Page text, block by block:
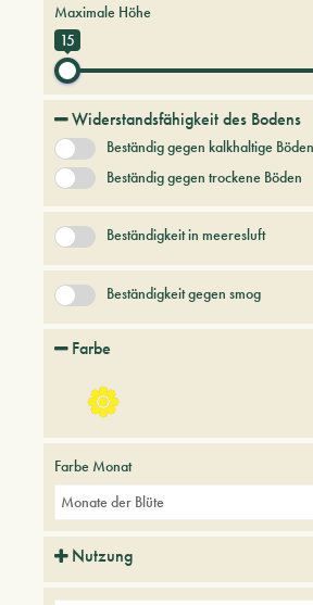
Laubbäume und Sträucher
Maximale Höhe
15
Widerstandsfähigkeit des Bodens
Beständig gegen kalkhaltige Böden
Beständig gegen trockene Böden
Beständigkeit in meeresluft
Beständigkeit gegen smog
Farbe
Farbe Monat
Monate der Blüte
Nutzung